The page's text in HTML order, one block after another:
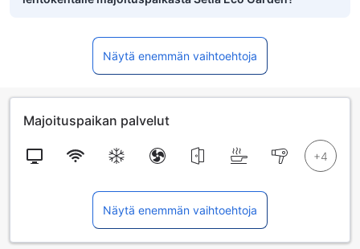
Näytä enemmän vaihtoehtoja
Majoituspaikan palvelut
Näytä enemmän vaihtoehtoja